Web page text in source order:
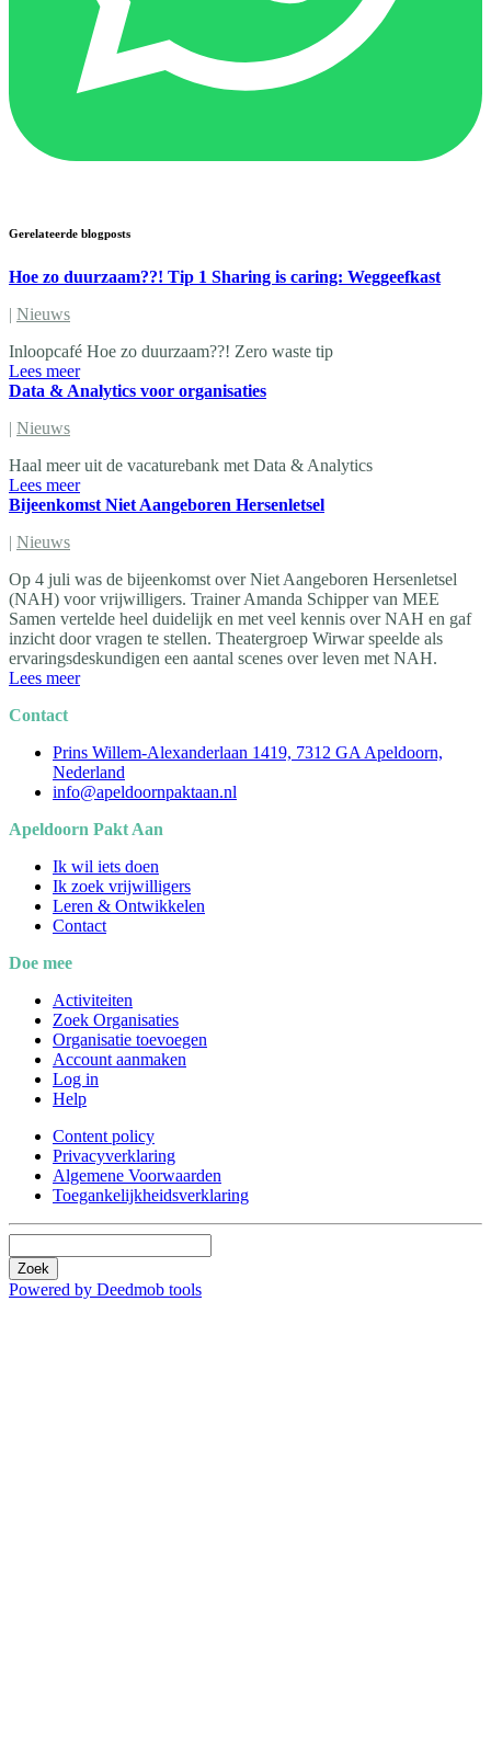
Gerelateerde blogposts
Hoe zo duurzaam??! Tip 1 Sharing is caring: Weggeefkast
| Nieuws
Inloopcafé Hoe zo duurzaam??! Zero waste tip
Lees meer
Data & Analytics voor organisaties
| Nieuws
Haal meer uit de vacaturebank met Data & Analytics
Lees meer
Bijeenkomst Niet Aangeboren Hersenletsel
| Nieuws
Op 4 juli was de bijeenkomst over Niet Aangeboren Hersenletsel
(NAH) voor vrijwilligers. Trainer Amanda Schipper van MEE
Samen vertelde heel duidelijk en met veel kennis over NAH en gaf
inzicht door vragen te stellen. Theatergroep Wirwar speelde als
ervaringsdeskundigen een aantal scenes over leven met NAH.
Lees meer
Contact
Prins Willem-Alexanderlaan 1419, 7312 GA Apeldoorn,
Nederland
info@apeldoornpaktaan.nl
Apeldoorn Pakt Aan
Ik wil iets doen
Ik zoek vrijwilligers
Leren & Ontwikkelen
Contact
Doe mee
Activiteiten
Zoek Organisaties
Organisatie toevoegen
Account aanmaken
Log in
Help
Content policy
Privacyverklaring
Algemene Voorwaarden
Toegankelijkheidsverklaring
Zoek
Powered by Deedmob tools